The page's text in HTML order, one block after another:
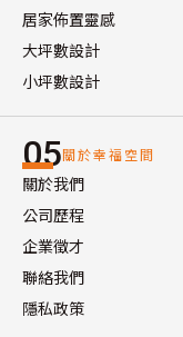
居家佈置靈感
大坪數設計
小坪數設計
05關於幸福空間
關於我們
公司歷程
企業徵才
聯絡我們
隱私政策